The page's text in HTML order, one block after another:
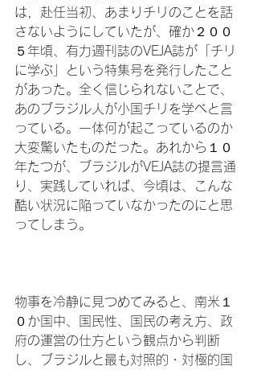
は，赴任当初、あまりチリのことを話
さないようにしていたが、確か２００
５年頃、有力週刊誌のVEJA誌が「チリ
に学ぶ」という特集号を発行したこと
があった。全く信じられないことで、
あのブラジル人が小国チリを学べと言
っている。一体何が起こっているのか
大変驚いたものだった。あれから１０
年たつが、ブラジルがVEJA誌の提言通
り、実践していれば、今頃は、こんな
酷い状況に陥っていなかったのにと思
ってしまう。
物事を冷静に見つめてみると、南米１
０か国中、国民性、国民の考え方、政
府の運営の仕方という観点から判断
し、ブラジルと最も対照的・対極的国